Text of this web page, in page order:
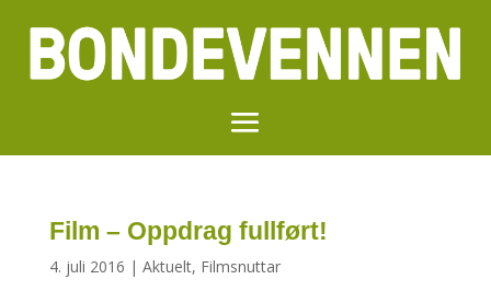
Film – Oppdrag fullført!
4. juli 2016 | Aktuelt, Filmsnuttar